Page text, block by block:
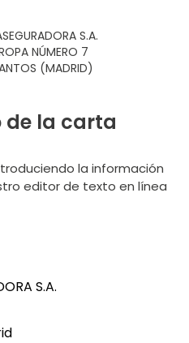
S.A.
NÚMERO 7
(MADRID)
de la carta
la información
editor de texto en línea
S.A.